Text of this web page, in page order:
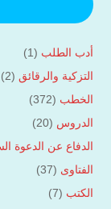
أدب الطلب (1)
التزكية والرقائق (2)
الخطب (372)
الدروس (20)
الدفاع عن الدعوة
الفتاوى (37)
الكتب (7)